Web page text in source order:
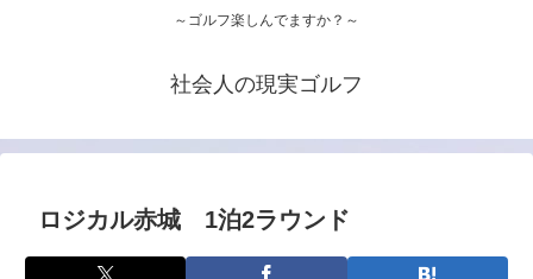
～ゴルフ楽しんでますか？～
社会人の現実ゴルフ
ロジカル赤城 1泊2ラウンド